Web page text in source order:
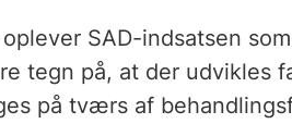
SAD-indsatsen
tegn på, at der udvikles
på tværs af